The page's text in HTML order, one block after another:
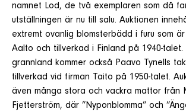
namnet Lod, de två exemplaren som då
utställningen är nu till salu. Auktionen
extremt ovanlig blomsterbädd i furu som
Aalto och tillverkad i Finland på 1940-
grannland kommer också Paavo Tynells
tillverkad vid firman Taito på 1950-talet.
även många stora och vackra mattor från
Fjetterström, där ”Nyponblomma” och